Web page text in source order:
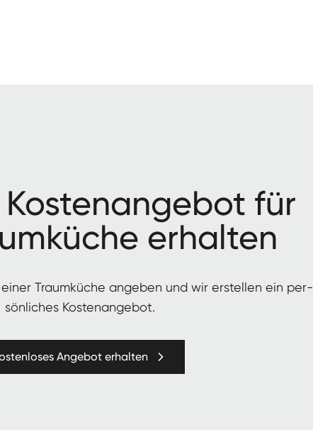
für
erhalten
ein­er Traumküche angeben und wir erstellen ein per­
sön­lich­es Kostenangebot.
Angebot erhalten